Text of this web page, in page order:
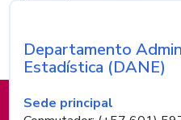
Información de
Nombre de la
Departamento
Estadística (DANE)
Sede principal